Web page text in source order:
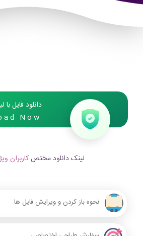
دانلود فایل
Now
لینک دانلود مختصکاربران
نحوه باز کردن و ویرایش فایل ها